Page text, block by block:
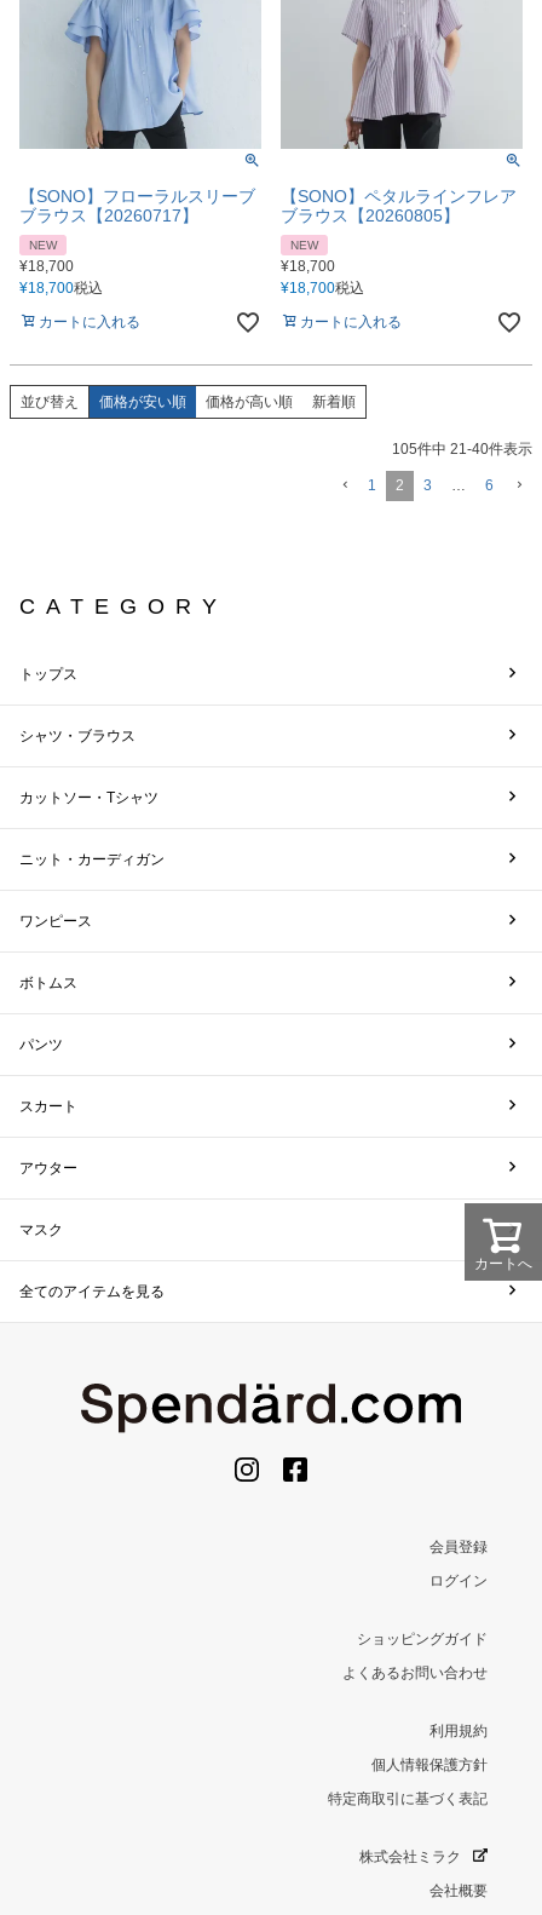
【SONO】フローラルスリーブ
ブラウス【20260717】
NEW
¥18,700
¥18,700税込
カートに入れる
【SONO】ペタルラインフレア
ブラウス【20260805】
NEW
¥18,700
¥18,700税込
カートに入れる
並び替え 価格が安い順 価格が高い順 新着順
105件中 21 -40件表示
1 2 3 6
カートへ
CATEGORY
トップス
シャツ・ブラウス
カットソー・Tシャツ
ニット・カーディガン
ワンピース
ボトムス
パンツ
スカート
アウター
マスク
全てのアイテムを見る
会員登録
ログイン
ショッピングガイド
よくあるお問い合わせ
利用規約
個人情報保護方針
特定商取引に基づく表記
株式会社ミラク
会社概要